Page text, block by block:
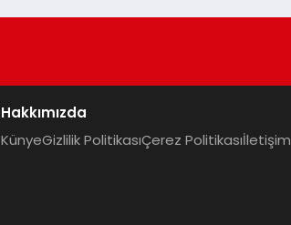
Hakkımızda
KünyeGizlilik PolitikasıÇerez Politikasıİletişim